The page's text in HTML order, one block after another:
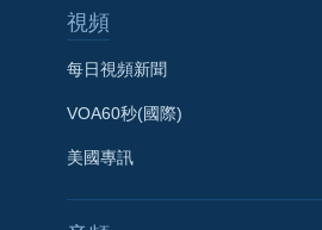
視頻
每日視頻新聞
VOA60秒(國際)
美國專訊